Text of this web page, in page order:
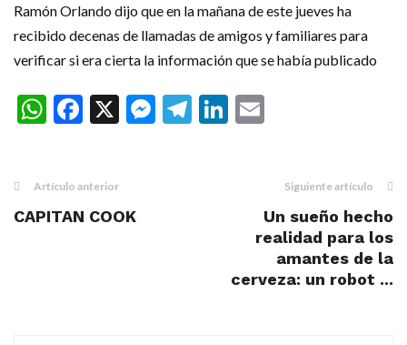
Ramón Orlando dijo que en la mañana de este jueves ha
recibido decenas de llamadas de amigos y familiares para
verificar si era cierta la información que se había publicado
WhatsApp
Facebook
X Messenger
Telegram
LinkedIn
Artículo anterior
CAPITAN COOK
Siguiente artículo
Un sueño hecho
realidad para los
amantes de la
cerveza: un robot ...